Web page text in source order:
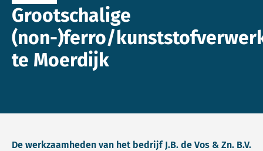
Grootschalige
(non-)ferro/
te Moerdijk
De werkzaamheden van het bedrijf J.B. de Vos & Zn. B.V.